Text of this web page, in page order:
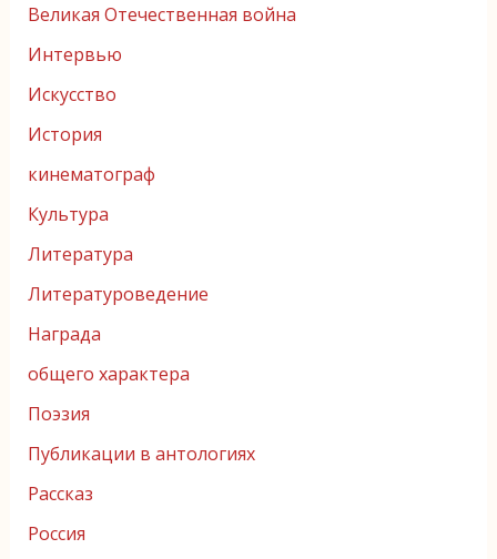
Великая Отечественная война
Интервью
Искусство
История
кинематограф
Культура
Литература
Литературоведение
Награда
общего характера
Поэзия
Публикации в антологиях
Рассказ
Россия